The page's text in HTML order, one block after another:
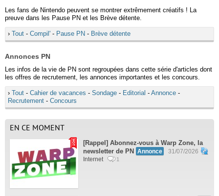
Les fans de Nintendo peuvent se montrer extrêmement créatifs ! La
preuve dans les Pause PN et les Brève détente.
› Tout - Compil' - Pause PN - Brève détente
Annonces PN
Les infos de la vie de PN sont regroupées dans cette série d'articles dont
les offres de recrutement, les annonces importantes et les concours.
› Tout - Cahier de vacances - Sondage - Editorial - Annonce -
Recrutement - Concours
EN CE MOMENT
[Rappel] Abonnez-vous à Warp Zone, la
newsletter de PN
Annonce
31/07/2026
Internet
1